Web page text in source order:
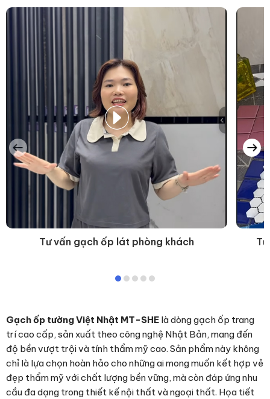
Tư vấn gạch ốp lát phòng khách
Gạch ốp tường Việt Nhật MT-SHE là dòng gạch ốp trang
trí cao cấp, sản xuất theo công nghệ Nhật Bản, mang đến
độ bền vượt trội và tính thẩm mỹ cao. Sản phẩm này không
chỉ là lựa chọn hoàn hảo cho những ai mong muốn kết hợp vẻ
đẹp thẩm mỹ với chất lượng bền vững, mà còn đáp ứng nhu
cầu đa dạng trong thiết kế nội thất và ngoại thất. Họa tiết